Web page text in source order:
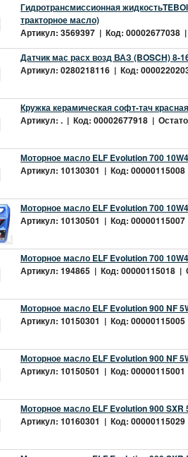
Гидротрансмиссионная
тракторное масло)
Артикул: 3569397 | Код: 00002677038
Датчик мас расх возд ВАЗ (BOSCH) 8-
Артикул: 0280218116 | Код:
Кружка керамическая софт-тач
Артикул: . | Код: 00002677918 |
Моторное масло ELF Evolution 700
Артикул: 10130301 | Код:
Моторное масло ELF Evolution 700
Артикул: 10130501 | Код:
Моторное масло ELF Evolution 700
Артикул: 194865 | Код: 00000115018 |
Моторное масло ELF Evolution 900 NF
Артикул: 10150301 | Код:
Моторное масло ELF Evolution 900 NF
Артикул: 10150501 | Код:
Моторное масло ELF Evolution 900 SXR
Артикул: 10160301 | Код: